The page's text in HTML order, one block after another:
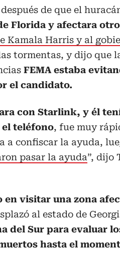
de que el
Florida y afectara
Kamala Harris y al
tormentas, y dijo que
FEMA estaba
el candidato.
con Starlink, y él
el teléfono, fue muy
a confiscar la ayuda,
pasar la ayuda”, dijo
visitar una zona
al estado de
del Sur para evaluar
hasta el